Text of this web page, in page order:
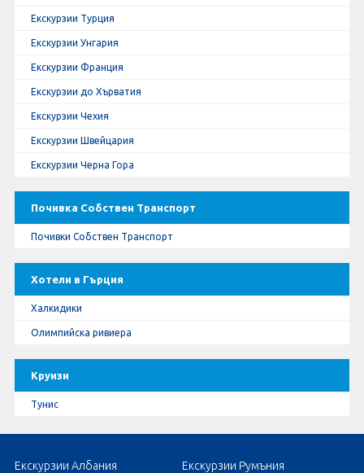
Екскурзии Турция
Екскурзии Унгария
Екскурзии Франция
Екскурзии до Хърватия
Екскурзии Чехия
Екскурзии Швейцария
Екскурзии Черна Гора
Почивка Собствен Транспорт
Почивки Собствен Транспорт
Хотели в Гърция
Халкидики
Олимпийска ривиера
Круизи
Тунис
Екскурзии Албания
Екскурзии Румъния